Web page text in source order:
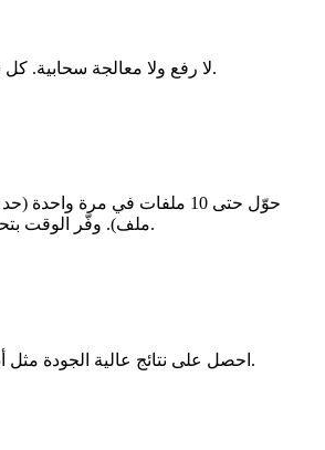
لا رفع ولا معالجة سحابية. كل شيء يبقى على جهازك.
ملف). وفّر الوقت بتحويل عدة فيديوهات معًا.
احصل على نتائج عالية الجودة مثل أدوات الفيديو الاحترافية.